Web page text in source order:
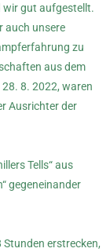
wir gut aufgestellt.
auch unsere
zu
aus dem
8. 2022, waren
Ausrichter der
Tells“ aus
gegeneinander
erstrecken,